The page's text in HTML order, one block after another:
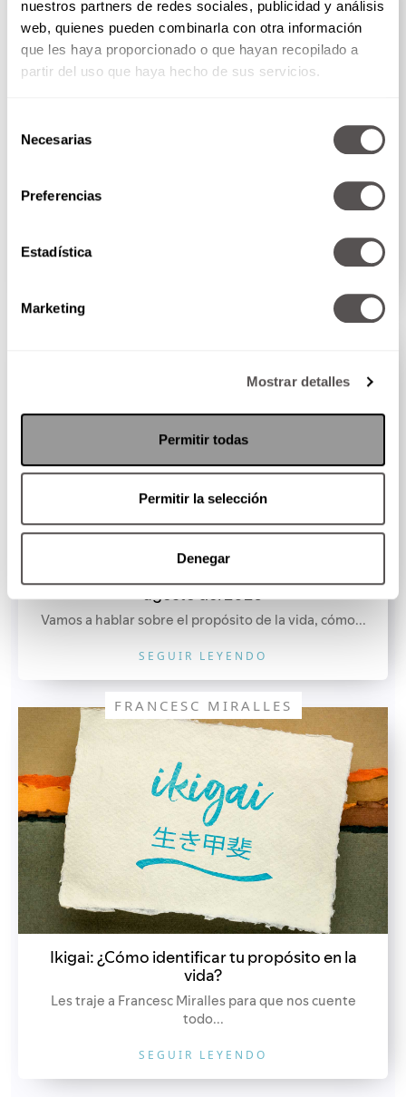
nuestros partners de redes sociales, publicidad y análisis
web, quienes pueden combinarla con otra información
que les haya proporcionado o que hayan recopilado a
partir del uso que haya hecho de sus servicios.
Necesarias
Preferencias
Estadística
Marketing
Mostrar detalles
Permitir todas
Permitir la selección
Denegar
Martha Debayle en W Radio - Viernes 7 de
Hoy es pura risa y diversión, no se pueden perder...
agosto del 2026
Vamos a hablar sobre el propósito de la vida, cómo...
SEGUIR LEYENDO
FRANCESC MIRALLES
Ikigai: ¿Cómo identificar tu propósito en la
vida?
Les traje a Francesc Miralles para que nos cuente
todo...
SEGUIR LEYENDO